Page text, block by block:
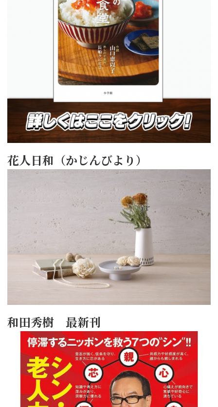
花人日和（かじんびより）
和田秀樹 最新刊